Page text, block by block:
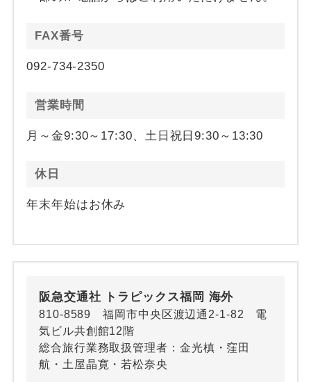
FAX番号
092-734-2350
営業時間
月～金9:30～17:30、土日祝日9:30～13:30
休日
年末年始はお休み
阪急交通社 トラピックス福岡 海外
810-8589 福岡市中央区渡辺通2-1-82 電
気ビル共創館12階
総合旅行業務取扱管理者：金光槙・窪田
航・土屋晶寛・若松奈央